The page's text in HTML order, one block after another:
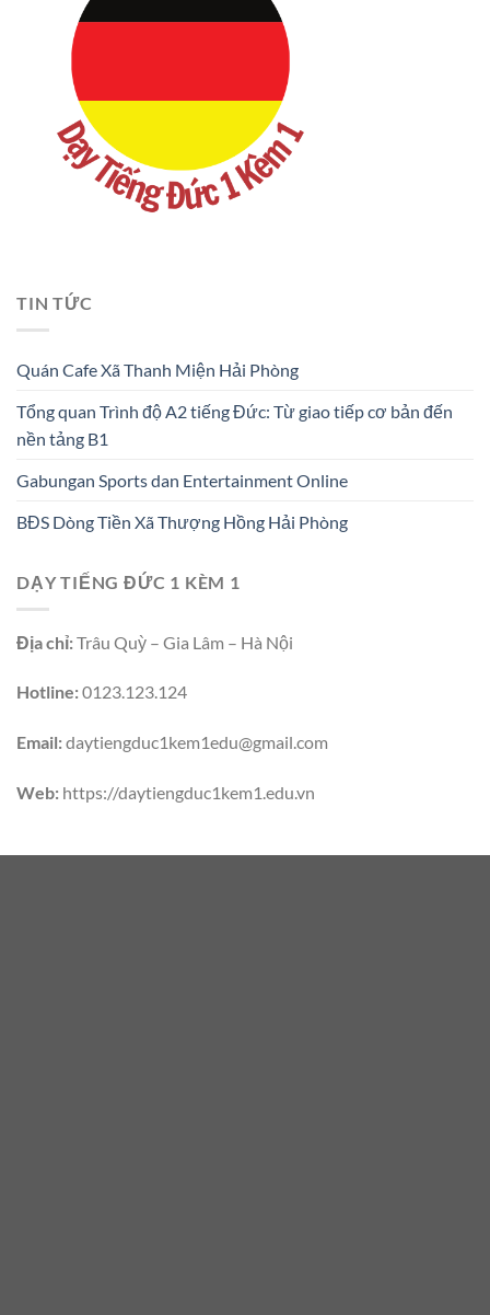
TIN TỨC
Quán Cafe Xã Thanh Miện Hải Phòng
Tổng quan Trình độ A2 tiếng Đức: Từ giao tiếp cơ bản đến
nền tảng B1
Gabungan Sports dan Entertainment Online
BĐS Dòng Tiền Xã Thượng Hồng Hải Phòng
DẠY TIẾNG ĐỨC 1 KÈM 1
Địa chỉ:Trâu Quỳ – Gia Lâm – Hà Nội
Hotline:0123.123.124
Email:daytiengduc1kem1edu@gmail.com
Web: https://daytiengduc1kem1.edu.vn